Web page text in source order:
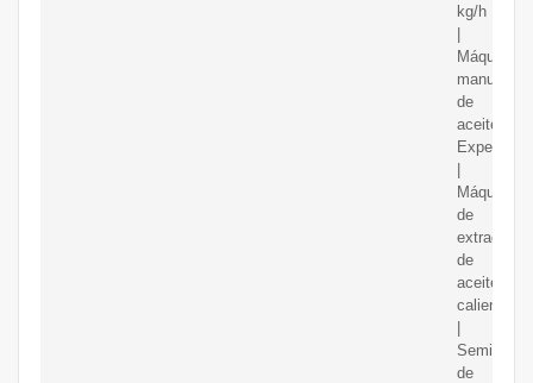
kg/h
Máquina
manual
de
aceite
Expeller
Máquina
de
extracción
de
aceite
caliente/
Semillas
de